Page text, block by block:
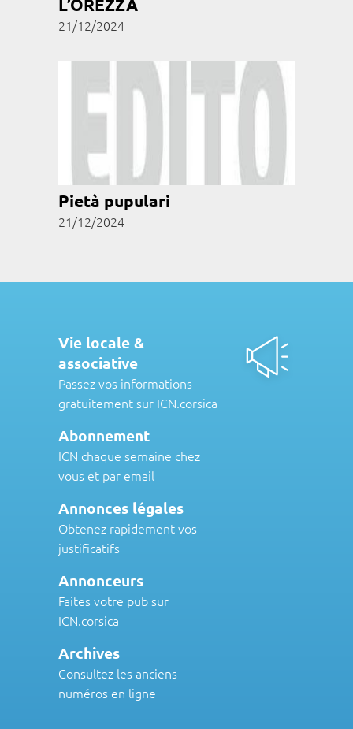
21/12/2024
Pietà pupulari
21/12/2024
Vie locale &
associative
Passez vos informations
gratuitement sur ICN.corsica
Abonnement
ICN chaque semaine chez
vous et par email
Annonces légales
Obtenez rapidement vos
justificatifs
Annonceurs
Faites votre pub sur
ICN.corsica
Archives
Consultez les anciens
numéros en ligne